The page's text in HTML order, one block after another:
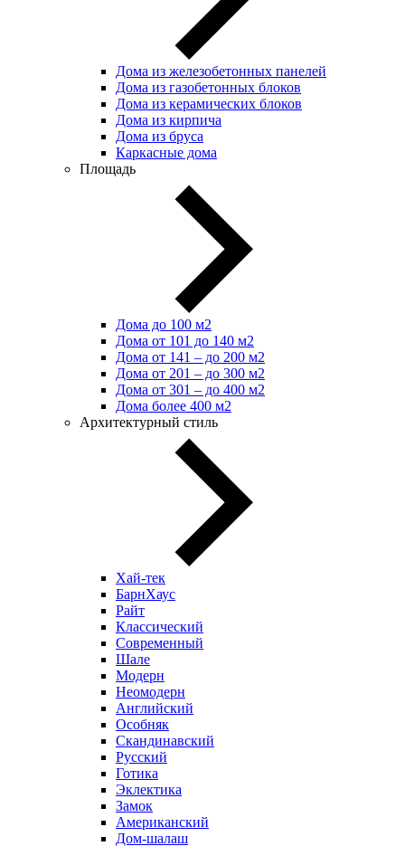
Дома из железобетонных панелей
Дома из газобетонных блоков
Дома из керамических блоков
Дома из кирпича
Дома из бруса
Каркасные дома
Площадь
Дома до 100 м2
Дома от 101 до 140 м2
Дома от 141 – до 200 м2
Дома от 201 – до 300 м2
Дома от 301 – до 400 м2
Дома более 400 м2
Архитектурный стиль
Хай-тек
БарнХаус
Райт
Классический
Современный
Шале
Модерн
Неомодерн
Английский
Особняк
Скандинавский
Русский
Готика
Эклектика
Замок
Американский
Дом-шалаш